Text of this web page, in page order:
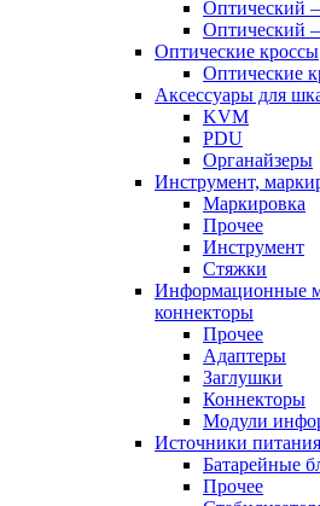
Оптический
Оптический
Оптические кроссы
Оптические
Аксессуары для
KVM
PDU
Органайзеры
Инструмент,
Маркировка
Прочее
Инструмент
Стяжки
Информационные
коннекторы
Прочее
Адаптеры
Заглушки
Коннекторы
Модули
Источники питания
Батарейные
Прочее